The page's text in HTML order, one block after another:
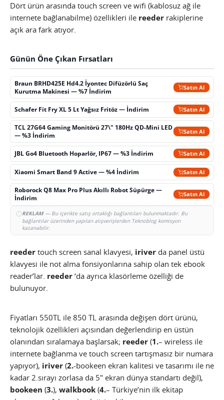
Dört ürün arasında touch screen ve wifi (kablosuz ağ ile
internete bağlanabilme) özellikleri ile reeder rakiplerine
açık ara fark atıyor.
Günün Öne Çıkan Fırsatları
Braun BRHD425E Hd4.2 İyontec Difüzörlü Saç
Kurutma Makinesi — %7 İndirim
Satın Al
Schafer Fit Fry XL 5 Lt Yağsız Fritöz — İndirim Satın Al
TCL 27G64 Gaming Monitörü 27\" 180Hz QD-Mini LED
— %3 İndirim
Satın Al
JBL Go4 Bluetooth Hoparlör, IP67 — %3 İndirim Satın Al
Xiaomi Smart Band 9 Active — %4 İndirim Satın Al
Roborock Q8 Max Pro Plus Akıllı Robot Süpürge —
İndirim
Satın Al
REKLAM— Bu içerikte satış ortaklığı bağlantıları bulunmaktadır. Bu
bağlantılar üzerinden yapılan alışverişlerden Teknoblog komisyon
kazanabilir.
reeder touch screen sanal klavyesi, iriver da panel üstü
klavyesi ile not alma fonsiyonlarına sahip olan tek ebook
reader’lar. reeder ‘da ayrıca klasörleme özelliği de
bulunuyor.
Fiyatları 550TL ile 850 TL arasında değişen dört ürünü,
teknolojik özellikleri açısından değerlendirip en üstün
olanından sıralamaya başlarsak; reeder (1.– wireless ile
internete bağlanma ve touch screen tartışmasız bir numara
yapıyor), iriver (2.-bookeen ekran kalitesi ve tasarımı ile ne
kadar 2.sırayı zorlasa da 5″ ekran dünya standartı değil),
bookeen (3.), walkbook (4.– Türkiye’nin ilk ekitap